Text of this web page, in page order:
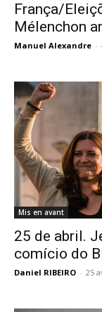
França/
Mélenchon
Manuel Alexandre -
Mis en avant
25 de abril.
comício do
Daniel RIBEIRO - 25